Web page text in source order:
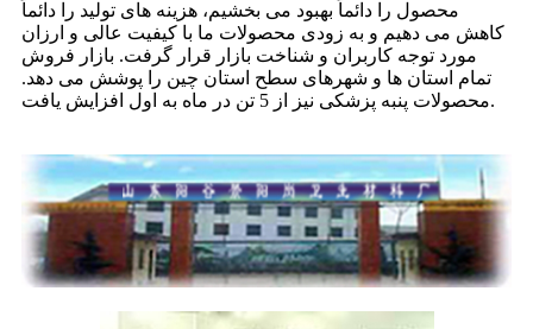
محصول را دائماً بهبود می بخشیم، هزینه های تولید را دائماً
کاهش می دهیم و به زودی محصولات ما با کیفیت عالی و ارزان
مورد توجه کاربران و شناخت بازار قرار گرفت. بازار فروش
تمام استان ها و شهرهای سطح استان چین را پوشش می دهد.
محصولات پنبه پزشکی نیز از 5 تن در ماه به اول افزایش یافت.